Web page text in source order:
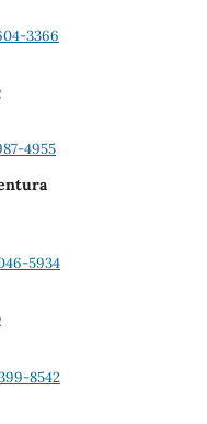
3366
4955
5934
8542